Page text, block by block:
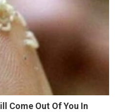
Come Out Of You In